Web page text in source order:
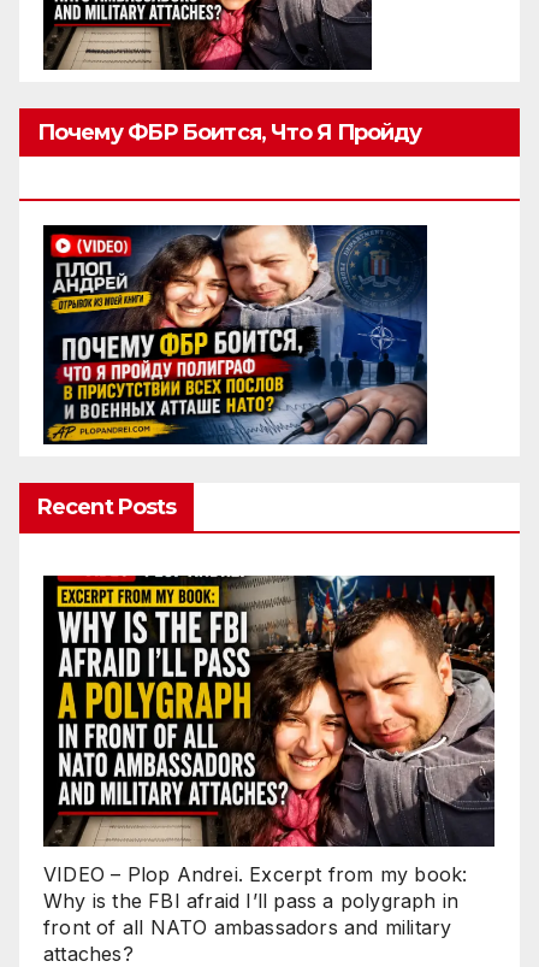
Почему ФБР Боится, Что Я Пройду
Recent Posts
VIDEO – Plop Andrei. Excerpt from my book:
Why is the FBI afraid I’ll pass a polygraph in
front of all NATO ambassadors and military
attaches?